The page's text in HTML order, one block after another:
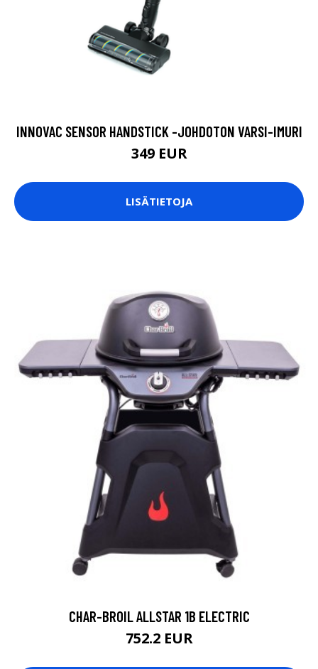
INNOVAC SENSOR HANDSTICK -JOHDOTON VARSI-IMURI
349 EUR
LISÄTIETOJA
CHAR-BROIL ALLSTAR 1B ELECTRIC
752.2 EUR